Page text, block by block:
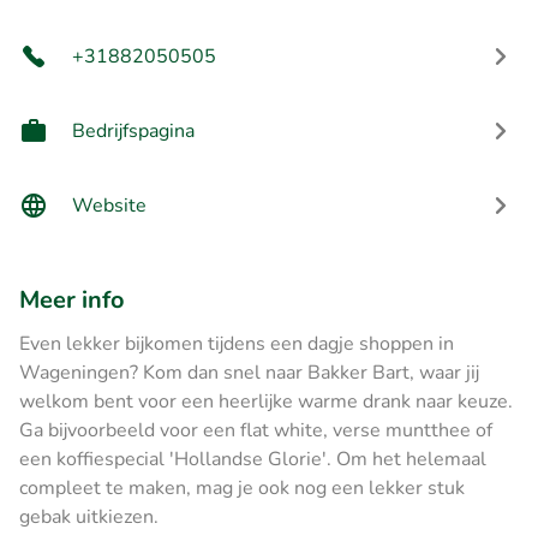
+31882050505
Bedrijfspagina
Website
Meer info
Even lekker bijkomen tijdens een dagje shoppen in
Wageningen? Kom dan snel naar Bakker Bart, waar jij
welkom bent voor een heerlijke warme drank naar keuze.
Ga bijvoorbeeld voor een flat white, verse muntthee of
een koffiespecial 'Hollandse Glorie'. Om het helemaal
compleet te maken, mag je ook nog een lekker stuk
gebak uitkiezen.